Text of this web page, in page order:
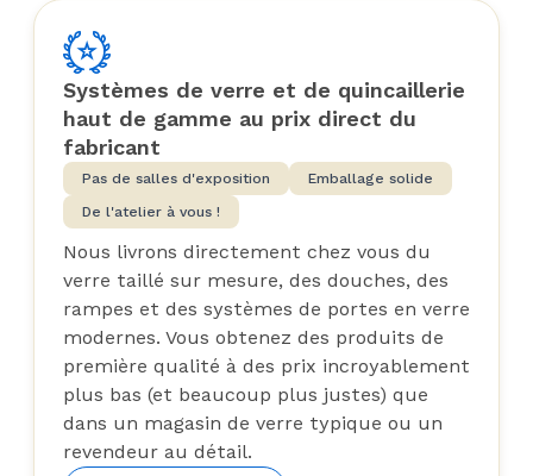
Systèmes de verre et de quincaillerie
haut de gamme au prix direct du
fabricant
Pas de salles d'exposition
Emballage solide
De l'atelier à vous !
Nous livrons directement chez vous du
verre taillé sur mesure, des douches, des
rampes et des systèmes de portes en verre
modernes. Vous obtenez des produits de
première qualité à des prix incroyablement
plus bas (et beaucoup plus justes) que
dans un magasin de verre typique ou un
revendeur au détail.